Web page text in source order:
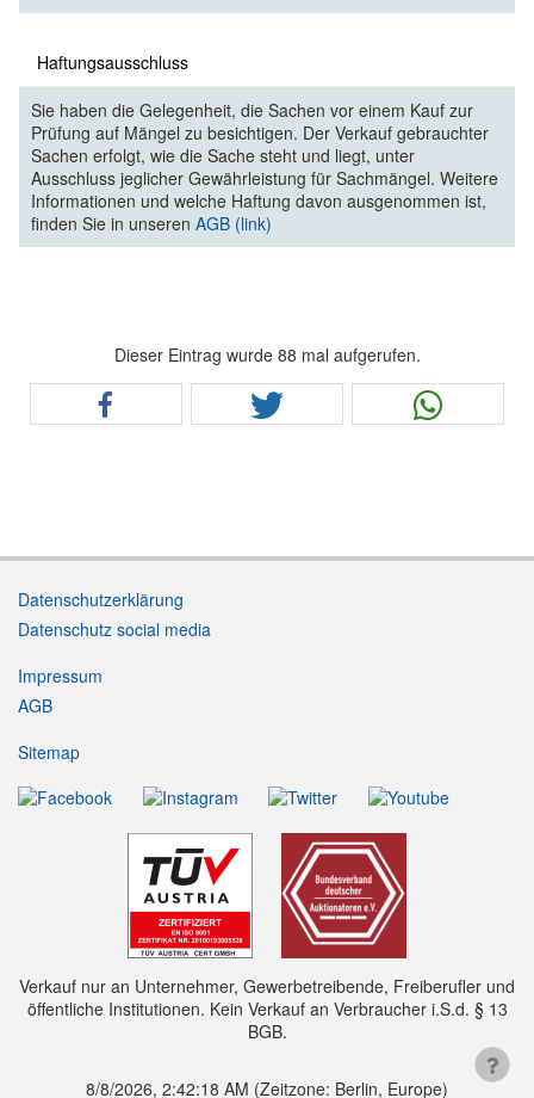
Haftungsausschluss
Sie haben die Gelegenheit, die Sachen vor einem Kauf zur
Prüfung auf Mängel zu besichtigen. Der Verkauf gebrauchter
Sachen erfolgt, wie die Sache steht und liegt, unter
Ausschluss jeglicher Gewährleistung für Sachmängel. Weitere
Informationen und welche Haftung davon ausgenommen ist,
finden Sie in unseren AGB (link)
Dieser Eintrag wurde 88 mal aufgerufen.
Datenschutzerklärung
Datenschutz social media
Impressum
AGB
Sitemap
Verkauf nur an Unternehmer, Gewerbetreibende, Freiberufler und
öffentliche Institutionen. Kein Verkauf an Verbraucher i.S.d. § 13
BGB.
8/8/2026, 2:42:19 AM (Zeitzone: Berlin, Europe)